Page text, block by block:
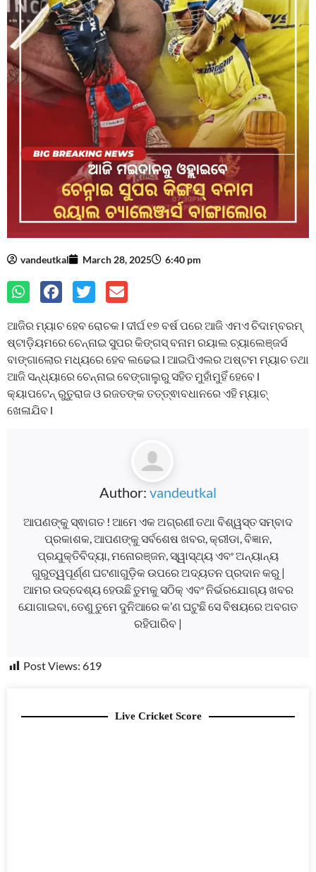
vandeutkal March 28, 2025 6:40 pm
ଆଜିର ମ୍ୟାଚ ହେବ ରୋଚକ l ଦୀର୍ଘ ୧୭ ବର୍ଷ ପରେ ଆଜି ଏମଏ ଚିଦାମ୍ବରମ୍
ଷ୍ଟାଡ଼ିୟମରେ ଚେନ୍ନାଇ ସୁପର କିଙ୍ଗସ୍ ବନାମ ରୟାଲ ଚ୍ୟାଲେଞ୍ଜର୍ସ
ବାଙ୍ଗାଲୋର ମଧ୍ୟରେ ହେବ ଲଢେଇ l ଆଇପିଏଲର ଅଷ୍ଟମ ମ୍ୟାଚ ତଥା
ଆଜି ସନ୍ଧ୍ୟାରେ ଚେନ୍ନାଇ ବେଙ୍ଗାଲୁରୁ ସହିତ ମୁହାଁମୁହିଁ ହେବେ l
କ୍ୟାପଟେନ୍ ରୁତୁରାଜ ଓ ରଜତଙ୍କ ତତ୍ତ୍ଵାବଧାନରେ ଏହି ମ୍ୟାଚ୍
ଖେଳାଯିବ l
Author: vandeutkal
ଆପଣଙ୍କୁ ସ୍ଵାଗତ ! ଆମେ ଏକ ଅଗ୍ରଣୀ ତଥା ବିଶ୍ୱସ୍ତ ସମ୍ବାଦ
ପ୍ରକାଶକ, ଆପଣଙ୍କୁ ସର୍ବଶେଷ ଖବର, କ୍ରୀଡା, ବିଜ୍ଞାନ,
ପ୍ରଯୁକ୍ତିବିଦ୍ୟା, ମନୋରଞ୍ଜନ, ସ୍ୱାସ୍ଥ୍ୟ ଏବଂ ଅନ୍ୟାନ୍ୟ
ଗୁରୁତ୍ୱପୂର୍ଣ୍ଣ ଘଟଣାଗୁଡ଼ିକ ଉପରେ ଅଦ୍ୟତନ ପ୍ରଦାନ କରୁ |
ଆମର ଉଦ୍ଦେଶ୍ୟ ହେଉଛି ତୁମକୁ ସଠିକ୍ ଏବଂ ନିର୍ଭରଯୋଗ୍ୟ ଖବର
ଯୋଗାଇବା, ତେଣୁ ତୁମେ ଦୁନିଆରେ କ’ଣ ଘଟୁଛି ସେ ବିଷୟରେ ଅବଗତ
ରହିପାରିବ |
Post Views: 619
Live Cricket Score